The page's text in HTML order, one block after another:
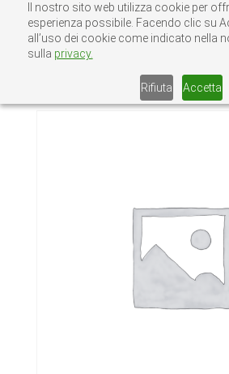
Il nostro sito web utilizza cookie per
esperienza possibile. Facendo clic su
all’uso dei cookie come indicato nella
sulla privacy.
Rifiuta Accetta
Home/Senza categoria